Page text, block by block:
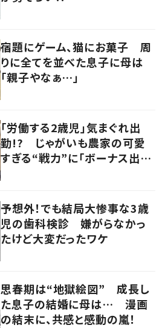
宿題にゲーム、猫にお菓子 周
りに全てを並べた息子に母は
「親子やなぁ…」
「労働する2歳児」気まぐれ出
勤!? じゃがいも農家の可愛
すぎる“戦力”に「ボーナス出し
予想外！でも結局大惨事な3歳
児の歯科検診 嫌がらなかっ
たけど大変だったワケ
思春期は“地獄絵図” 成長し
た息子の結婚に母は… 漫画
の結末に、共感と感動の嵐！